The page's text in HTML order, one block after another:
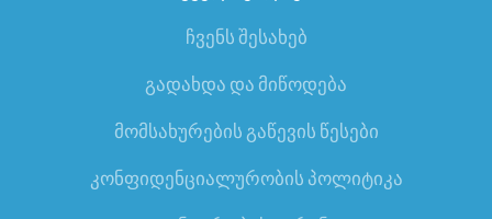
ჩვენს შესახებ
გადახდა და მიწოდება
მომსახურების გაწევის წესები
კონფიდენციალურობის პოლიტიკა